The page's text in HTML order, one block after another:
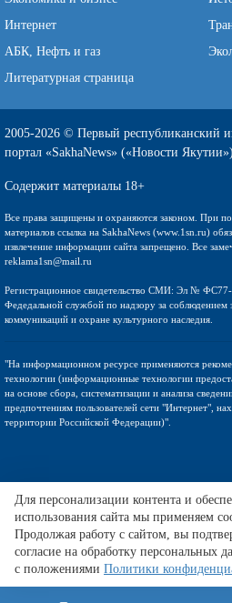
Интернет
АБК, Нефть и газ
Литературная страница
2005-2026 © Первый республиканский
портал «SakhaNews» («Новости Якутии»)
Содержит материалы 18+
Все права защищены и охраняются законом. При
материалов ссылка на SakhaNews (www.1sn.ru)
извлечение информации сайта запрещено. Все
reklama1sn@mail.ru
Регистрационное свидетельство СМИ: Эл №
Федедальной службой по надзору за соблюдением
коммуникаций и охране культурного наследия.
"На информационном ресурсе применяются
технологии (информационные технологии
на основе сбора, систематизации и анализа
предпочтениям пользователей сети "Интернет",
территории Российской Федерации)".
Для персонализации контента и
использования сайта мы применяем
Продолжая работу с сайтом, вы
согласие на обработку персональных
с положениями Политики